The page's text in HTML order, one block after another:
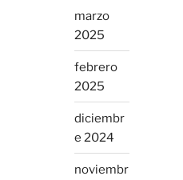
marzo
2025
febrero
2025
diciembr
e 2024
noviembr